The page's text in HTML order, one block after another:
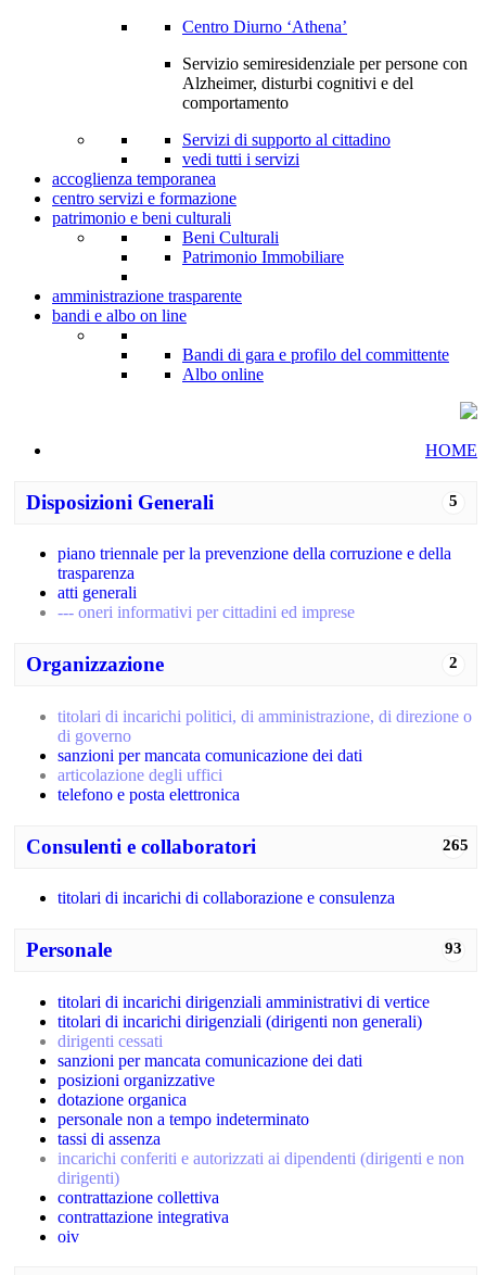
Centro Diurno ‘Athena’
Servizio semiresidenziale per persone con
Alzheimer, disturbi cognitivi e del
comportamento
Servizi di supporto al cittadino
vedi tutti i servizi
accoglienza temporanea
centro servizi e formazione
patrimonio e beni culturali
Beni Culturali
Patrimonio Immobiliare
amministrazione trasparente
bandi e albo on line
Bandi di gara e profilo del committente
Albo online
HOME
5
Disposizioni Generali
piano triennale per la prevenzione della corruzione e della
trasparenza
atti generali
--- oneri informativi per cittadini ed imprese
2
Organizzazione
titolari di incarichi politici, di amministrazione, di direzione o
di governo
sanzioni per mancata comunicazione dei dati
articolazione degli uffici
telefono e posta elettronica
265
Consulenti e collaboratori
titolari di incarichi di collaborazione e consulenza
93
Personale
titolari di incarichi dirigenziali amministrativi di vertice
titolari di incarichi dirigenziali (dirigenti non generali)
dirigenti cessati
sanzioni per mancata comunicazione dei dati
posizioni organizzative
dotazione organica
personale non a tempo indeterminato
tassi di assenza
incarichi conferiti e autorizzati ai dipendenti (dirigenti e non
dirigenti)
contrattazione collettiva
contrattazione integrativa
oiv